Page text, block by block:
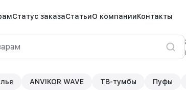
Статус заказаСтатьиО компанииКонтакты
ANVIKOR WAVE ТВ-тумбы Пуфы